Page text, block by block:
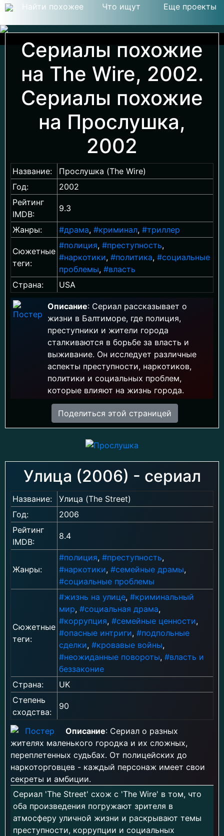
Найти похожее Что ищут Еще проекты
Сериалы похожие
на The Wire, 2002.
Сериалы похожие
на Прослушка,
2002
Название:
Прослушка (The Wire)
Год:
2002
Рейтинг
IMDB:
9.3
Жанры: #драма, #криминал, #триллер
Сюжетные
теги:
#полиция, #преступность,
#наркотики, #политика, #социальные
проблемы, #власть
Страна:
USA
Описание: Сериал рассказывает о
жизни в Балтиморе, где полиция,
преступники и жители города
сталкиваются в борьбе за власть и
выживание. Он исследует различные
аспекты преступности, наркотиков,
политики и социальных проблем,
которые влияют на жизнь города.
Поделиться этой страницей
Улица (2006) - сериал
Название:
Улица (The Street)
Год:
2006
Рейтинг
IMDB:
8.4
Жанры:
#полиция, #преступность,
#наркотики, #семейные драмы,
#социальные проблемы
Сюжетные
теги:
#жизнь на улице, #криминальный
мир, #социальная драма,
#коррупция, #семейные ценности,
#опасные интриги, #подпольные
сделки, #кровавые войны,
#неожиданные повороты, #власть и
беззаконие
Страна:
UK
Степень
сходства:
90
Описание: Сериал о разных
жителях маленького городка и их сложных,
переплетенных судьбах. От полицейских до
наркоторговцев - каждый персонаж имеет свои
секреты и амбиции.
Сериал 'The Street' схож с 'The Wire' в том, что
оба произведения погружают зрителя в
атмосферу уличной жизни и раскрывают темы
преступности, коррупции и социальных